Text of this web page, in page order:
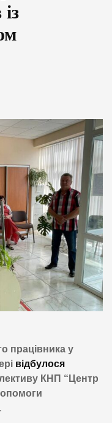
працівника у
відбулося
КНП “Центр
.